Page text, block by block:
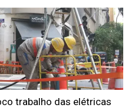
trabalho das elétricas